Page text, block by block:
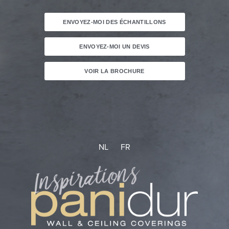
ENVOYEZ-MOI DES ÉCHANTILLONS
ENVOYEZ-MOI UN DEVIS
VOIR LA BROCHURE
NL FR